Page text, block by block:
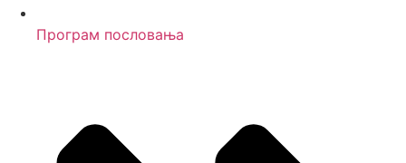
Програм пословања